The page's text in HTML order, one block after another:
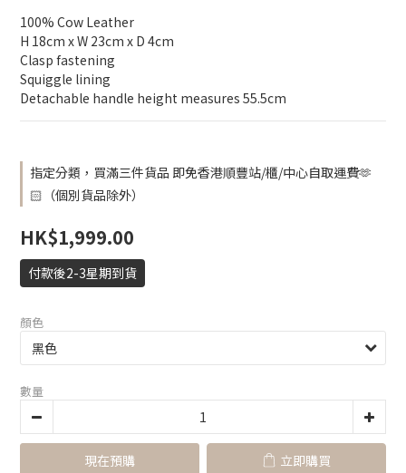
100% Cow Leather
H 18cm x W 23cm x D 4cm
Clasp fastening
Squiggle lining
Detachable handle height measures 55.5cm
指定分類，買滿三件貨品 即免香港順豐站/櫃/中心自取運費🫶
🏻（個別貨品除外）
HK$1,999.00
付款後2-3星期到貨
顏色
數量
現在預購 立即購買